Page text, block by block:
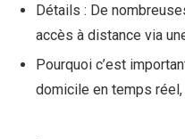
Détails : De
accès à distance via
Pourquoi c’est
domicile en temps